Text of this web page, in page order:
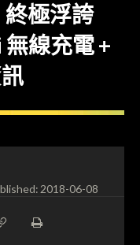
終極浮誇
線充電 +
2018-06-08